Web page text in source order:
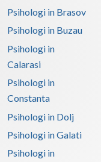
Psihologi in Brasov
Psihologi in Buzau
Psihologi in
Calarasi
Psihologi in
Constanta
Psihologi in Dolj
Psihologi in Galati
Psihologi in